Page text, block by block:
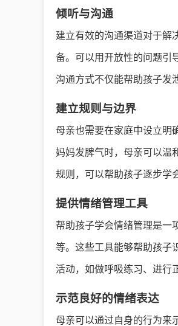
倾听与沟通
建立有效的沟通渠道对于解
备。可以用开放性的问题引
沟通方式不仅能帮助孩子发
建立规则与边界
母亲也需要在家庭中设立明
妈妈发脾气时，母亲可以温
规则，可以帮助孩子逐步学
提供情绪管理工具
帮助孩子学会情绪管理是一
等。这些工具能够帮助孩子
活动，如做呼吸练习、进行
示范良好的情绪表达
母亲可以通过自身的行为来